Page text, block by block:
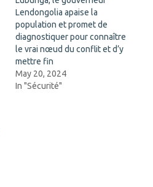
Lendongolia apaise la
population et promet de
diagnostiquer pour connaître
le vrai nœud du conflit et d’y
mettre fin
May 20, 2024
In "Sécurité"